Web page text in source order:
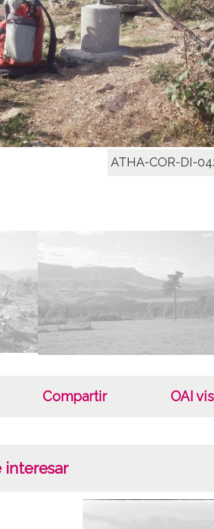
ATHA-COR-DI-
Compartir OAI
interesar